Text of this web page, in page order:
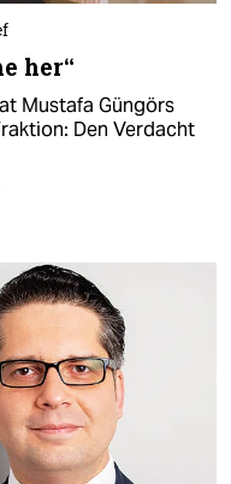
her“
Mustafa Güngörs
Den Verdacht